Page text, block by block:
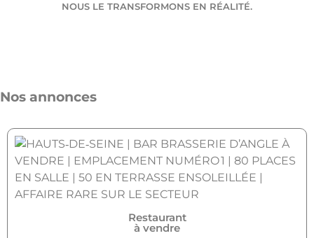
NOUS LE TRANSFORMONS EN RÉALITÉ.
Nos annonces
Restaurant
à vendre